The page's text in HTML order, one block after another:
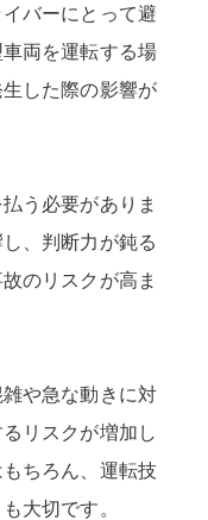
バーにとって避
両を運転する場
した際の影響が
う必要がありま
、判断力が鈍る
のリスクが高ま
や急な動きに対
リスクが増加し
ちろん、運転技
大切です。